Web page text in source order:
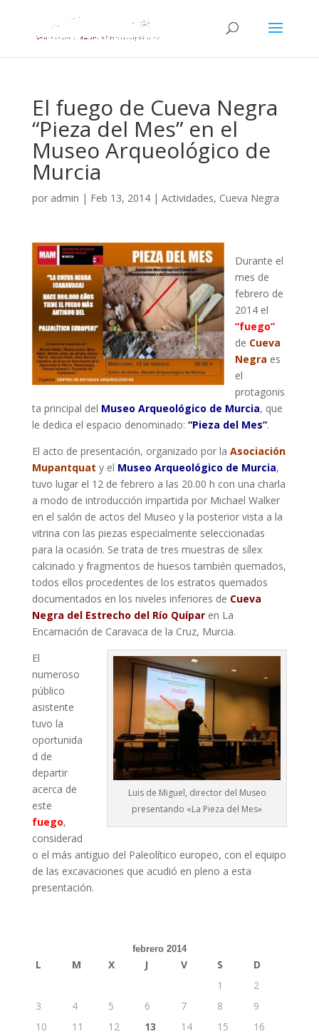
El fuego de Cueva Negra
“Pieza del Mes” en el
Museo Arqueológico de
Murcia
por admin | Feb 13, 2014| Actividades, Cueva Negra
Durante el
mes de
febrero de
2014 el
“fuego”
de Cueva
Negra es
el
protagonis
ta principal del Museo Arqueológico de Murcia, que
le dedica el espacio denominado: “Pieza del Mes”.
El acto de presentación, organizado por la Asociación
Mupantquat y el Museo Arqueológico de Murcia,
tuvo lugar el 12 de febrero a las 20.00 h con una charla
a modo de introducción impartida por Michael Walker
en el salón de actos del Museo y la posterior vista a la
vitrina con las piezas especialmente seleccionadas
para la ocasión. Se trata de tres muestras de sílex
calcinado y fragmentos de huesos también quemados,
todos ellos procedentes de los estratos quemados
documentados en los niveles inferiores de Cueva
Negra del Estrecho del Río Quíparen La
Encarnación de Caravaca de la Cruz, Murcia.
Luis de Miguel, director del Museo
presentando «La Pieza del Mes»
El
numeroso
público
asistente
tuvo la
oportunida
d de
departir
acerca de
este
fuego,
considerad
o el más antiguo del Paleolítico europeo, con el equipo
de las excavaciones que acudió en pleno a esta
presentación.
febrero 2014
L M X J V S
D
1
2
3
4 5 6 7 8
9
10
11 12 13 14 15
16